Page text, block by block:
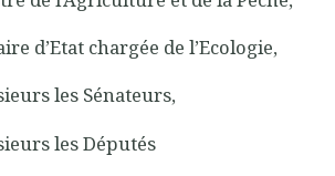
d’Etat chargée de l’Ecologie,
les Sénateurs,
les Députés